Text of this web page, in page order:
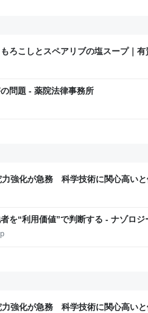
ろこしとスペアリブの塩スープ｜有
問題 - 薬院法律事務所
力強化が急務 科学技術に関心高いと
を“利用価値”で判断する - ナゾロジ
力強化が急務 科学技術に関心高いと